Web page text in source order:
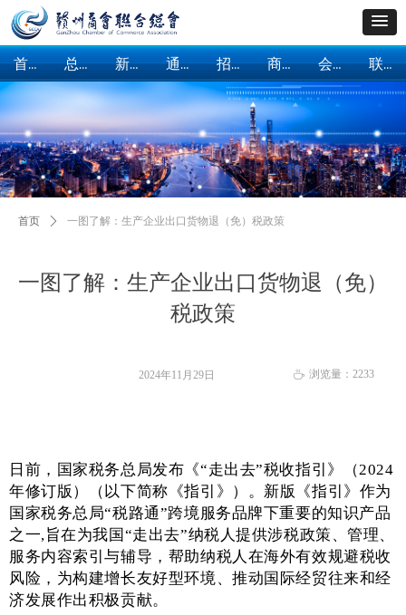
首页 总会概括 新闻中心
新闻中心
通知公告
通知公告
招商引资
招商引资
商会建设
商会建设
会员服务
会员服务
联系我们
一图了解：生产企业出口货物退（免）
税政策
首页 ꄲ 一图了解：生产企业出口货物退（免）税政策
日前 ，国家税务总局发布 《“走出去”税收指引》（2024
年修订版）
（以下简称《指引》）。新版《指引》作为
国家税务总局“税路通”跨境服务品牌下重要的知识产品
之一,旨在为我国“走出去”纳税人提供涉税政策、管理、
服务内容索引与辅导，帮助纳税人在海外有效规避税收
风险，为构建增长友好型环境、推动国际经贸往来和经
济发展作出积极贡献。
2024年11月29日 ꄘ 浏览量： 2233